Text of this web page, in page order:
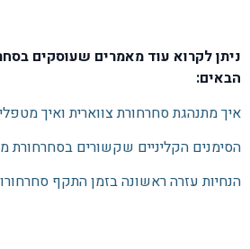
ניתן לקרוא עוד מאמרים שעוסקים
הבאים:
איך מתנהגת סחרחורת צווארית ואיך
הסימנים הקליניים שקשורים בסחרחורת
הנחיות עזרה ראשונה בזמן התקף